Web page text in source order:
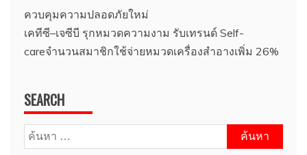
ควบคุมความปลอดภัยใหม่
เคทีซี–เจซีบี รุกหมวดความงาม รับเทรนด์ Self-
careจำนวนสมาชิกใช้จ่ายหมวดเครื่องสำอางเพิ่ม 26%
SEARCH
ค้นหา
สำหรับ: